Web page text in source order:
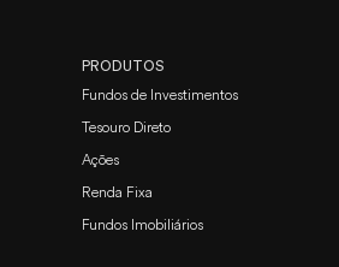
PRODUTOS
Fundos de Investimentos
Tesouro Direto
Ações
Renda Fixa
Fundos Imobiliários